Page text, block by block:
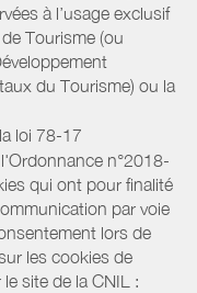
à l’usage exclusif
Tourisme (ou
du Tourisme) ou la
loi 78-17
n°2018-
qui ont pour finalité
par voie
lors de
les cookies de
site de la CNIL :